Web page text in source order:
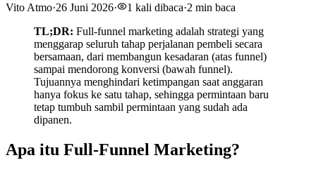
Vito Atmo·26 Juni 2026· 1 kali dibaca·2 min baca
TL;DR: Full-funnel marketing adalah strategi yang
menggarap seluruh tahap perjalanan pembeli secara
bersamaan, dari membangun kesadaran (atas funnel)
sampai mendorong konversi (bawah funnel).
Tujuannya menghindari ketimpangan saat anggaran
hanya fokus ke satu tahap, sehingga permintaan baru
tetap tumbuh sambil permintaan yang sudah ada
dipanen.
Apa itu Full-Funnel Marketing?